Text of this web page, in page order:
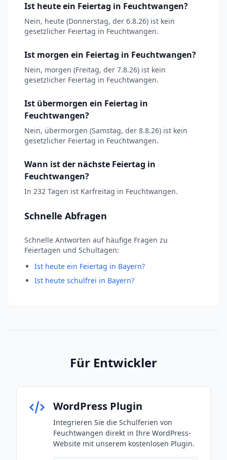
Ist heute ein Feiertag in Feuchtwangen?
Nein, heute (Donnerstag, der 6.8.26) ist kein
gesetzlicher Feiertag in Feuchtwangen.
Ist morgen ein Feiertag in Feuchtwangen?
Nein, morgen (Freitag, der 7.8.26) ist kein
gesetzlicher Feiertag in Feuchtwangen.
Ist übermorgen ein Feiertag in
Feuchtwangen?
Nein, übermorgen (Samstag, der 8.8.26) ist kein
gesetzlicher Feiertag in Feuchtwangen.
Wann ist der nächste Feiertag in
Feuchtwangen?
In 232 Tagen ist Karfreitag in Feuchtwangen.
Schnelle Abfragen
Schnelle Antworten auf häufige Fragen zu
Feiertagen und Schultagen:
Ist heute ein Feiertag in Bayern?
Ist heute schulfrei in Bayern?
Für Entwickler
WordPress Plugin
Integrieren Sie die Schulferien von
Feuchtwangen direkt in Ihre WordPress-
Website mit unserem kostenlosen Plugin.